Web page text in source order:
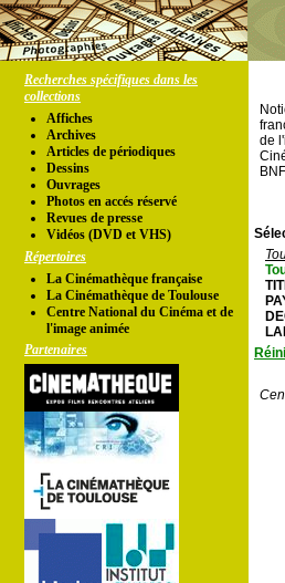
Recherches spécifiques dans les
collections
Affiches
Archives
Articles de périodiques
Dessins
Ouvrages
Photos en accés réservé
Revues de presse
Vidéos (DVD et VHS)
Répertoires
La Cinémathèque française
La Cinémathèque de Toulouse
Centre National du Cinéma et de
l'image animée
Partenaires
de